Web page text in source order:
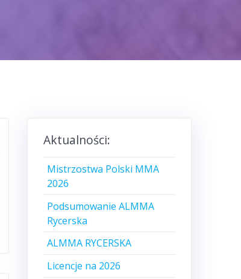
Aktualności:
Mistrzostwa Polski MMA
2026
Podsumowanie ALMMA
Rycerska
ALMMA RYCERSKA
Licencje na 2026